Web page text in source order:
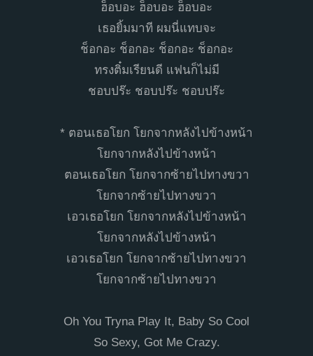
ฮ็อบอะ ฮ็อบอะ ฮ็อบอะ
เธอยิ้มมาที ผมนี่แทบจะ
ช็อกอะ ช็อกอะ ช็อกอะ ช็อกอะ
ทรงติ๋มเรียนดี แฟนก็ไม่มี
ชอบปร๊ะ ชอบปร๊ะ ชอบปร๊ะ
* ตอนเธอโยก โยกจากหลังไปข้างหน้า
โยกจากหลังไปข้างหน้า
ตอนเธอโยก โยกจากซ้ายไปทางขวา
โยกจากซ้ายไปทางขวา
เอวเธอโยก โยกจากหลังไปข้างหน้า
โยกจากหลังไปข้างหน้า
เอวเธอโยก โยกจากซ้ายไปทางขวา
โยกจากซ้ายไปทางขวา
Oh You Tryna Play It, Baby So Cool
So Sexy, Got Me Crazy.